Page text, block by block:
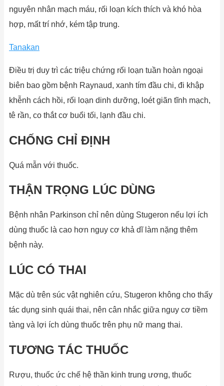
nguyên nhân mạch máu, rối loạn kích thích và khó hòa
hợp, mất trí nhớ, kém tập trung.
Tanakan
Điều trị duy trì các triệu chứng rối loạn tuần hoàn ngoại
biên bao gồm bệnh Raynaud, xanh tím đầu chi, đi khập
khễnh cách hồi, rối loạn dinh dưỡng, loét giãn tĩnh mạch,
tê rần, co thắt cơ buổi tối, lạnh đầu chi.
CHỐNG CHỈ ĐỊNH
Quá mẫn với thuốc.
THẬN TRỌNG LÚC DÙNG
Bệnh nhân Parkinson chỉ nên dùng Stugeron nếu lợi ích
dùng thuốc là cao hơn nguy cơ khả dĩ làm nặng thêm
bệnh này.
LÚC CÓ THAI
Mặc dù trên súc vật nghiên cứu, Stugeron không cho thấy
tác dụng sinh quái thai, nên cân nhắc giữa nguy cơ tiềm
tàng và lợi ích dùng thuốc trên phụ nữ mang thai.
TƯƠNG TÁC THUỐC
Rượu, thuốc ức chế hệ thần kinh trung ương, thuốc